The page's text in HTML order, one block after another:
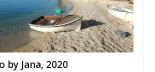
by Jana, 2020